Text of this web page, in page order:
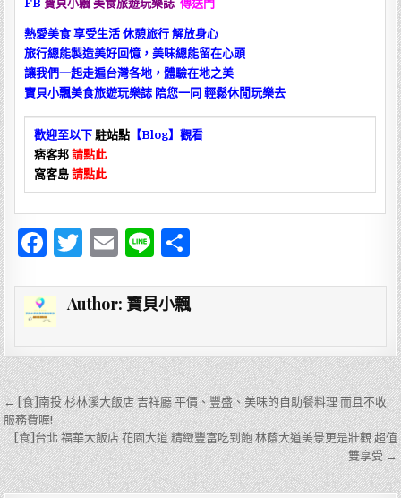
FB 寶貝小飄美食旅遊玩樂誌 傳送門
熱愛美食 享受生活 休憩旅行 解放身心
旅行總能製造美好回憶，美味總能留在心頭
讓我們一起走遍台灣各地，體驗在地之美
寶貝小飄美食旅遊玩樂誌 陪您一同 輕鬆休閒玩樂去
歡迎至以下駐站點 【Blog】觀看
痞客邦請點此
窩客島請點此
F
c
e
b
o
o
k
T
it
r
E
ai
Li
e
Author: 寶貝小飄
文
章
導
覽
← [食]南投 杉林溪大飯店 吉祥廳 平價、豐盛、美味的自助餐料理 而且不收
服務費喔!
[食]台北 福華大飯店 花園大道 精緻豐富吃到飽 林蔭大道美景更是壯觀 超值
雙享受 →